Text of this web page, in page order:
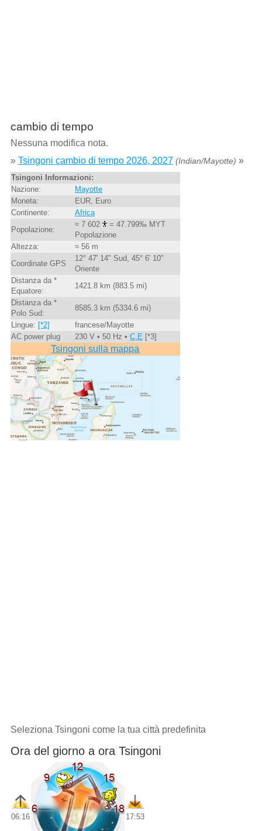
cambio di tempo
Nessuna modifica nota.
» Tsingoni cambio di tempo 2026, 2027 (Indian/Mayotte) »
Tsingoni Informazioni:
Nazione:
Mayotte
Moneta:
EUR, Euro
Continente:
Africa
Popolazione:
≈ 7 602
= 47.799‰ MYT
Popolazione
Altezza:
≈ 56 m
Coordinate GPS
12° 47' 14" Sud, 45° 6' 10"
Oriente
Distanza da *
Equatore:
1421.8 km (883.5 mi)
Distanza da *
Polo Sud:
8585.3 km (5334.6 mi)
Lingue: [*2]
francese/Mayotte
AC power plug
230 V • 50 Hz • C,E[*3]
Tsingoni sulla mappa
Seleziona Tsingoni come la tua città predefinita
Ora del giorno a ora Tsingoni
06:16 17:53